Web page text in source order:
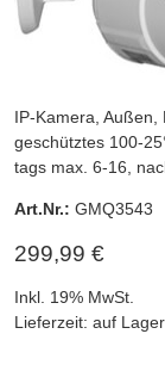
IP-Kamera, Außen,
geschütztes 100-
tags max. 6-16,
Art.Nr.: GMQ3543
299,99 €
Inkl. 19% MwSt.
Lieferzeit: auf